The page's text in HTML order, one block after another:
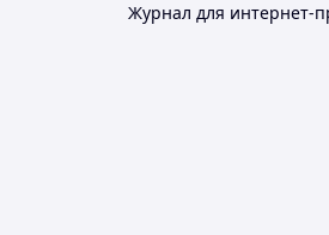
Журнал для интернет-